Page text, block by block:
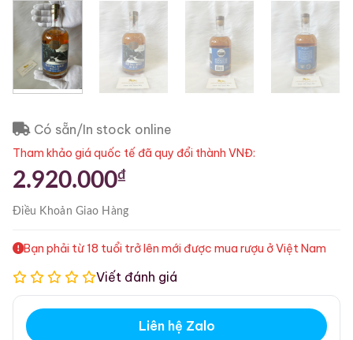
Có sẵn/In stock online
Tham khảo giá quốc tế đã quy đổi thành VNĐ:
2.920.000₫
Điều KhoảnGiao Hàng
Bạn phải từ 18 tuổi trở lên mới được mua rượu ở Việt Nam
Viết đánh giá
Liên hệ Zalo